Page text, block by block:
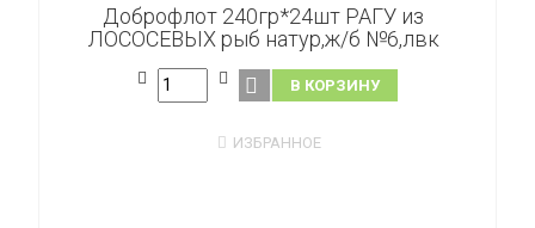
Доброфлот 240гр*24шт РАГУ из
ЛОСОСЕВЫХ рыб натур,ж/б №6,лвк
В КОРЗИНУ
ИЗБРАННОЕ